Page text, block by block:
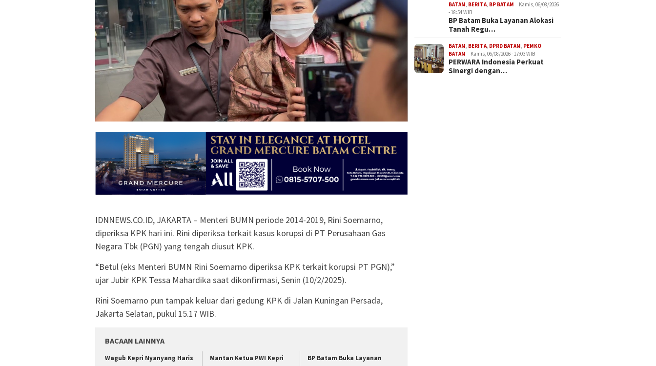
IDNNEWS.CO.ID, JAKARTA – Menteri BUMN periode 2014-2019, Rini Soemarno,
diperiksa KPK hari ini. Rini diperiksa terkait kasus korupsi di PT Perusahaan Gas
Negara Tbk (PGN) yang tengah diusut KPK.
“Betul (eks Menteri BUMN Rini Soemarno diperiksa KPK terkait korupsi PT PGN),”
ujar Jubir KPK Tessa Mahardika saat dikonfirmasi, Senin (10/2/2025).
Rini Soemarno pun tampak keluar dari gedung KPK di Jalan Kuningan Persada,
Jakarta Selatan, pukul 15.17 WIB.
BACAAN LAINNYA
Wagub Kepri Nyanyang Haris
Mantan Ketua PWI Kepri
BP Batam Buka Layanan
BATAM, BERITA, BP BATAM
Kamis, 06/08/2026
- 18:54 WIB
BP Batam Buka Layanan Alokasi
Tanah Regu…
BATAM, BERITA, DPRD BATAM, PEMKO
BATAM
Kamis, 06/08/2026 - 17:03 WIB
PERWARA Indonesia Perkuat
Sinergi dengan…